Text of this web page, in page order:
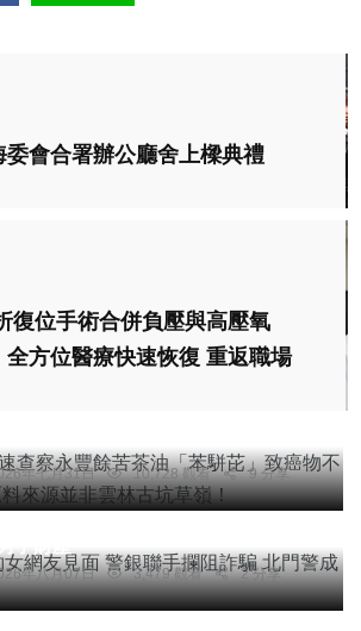
委會合署辦公廳舍上樑典禮
復位手術合併負壓與高壓氧
全方位醫療快速恢復 重返職場
年七月31日 10,728 觀看 9 分享
聞
年八月07日 3,479 觀看 2 分享